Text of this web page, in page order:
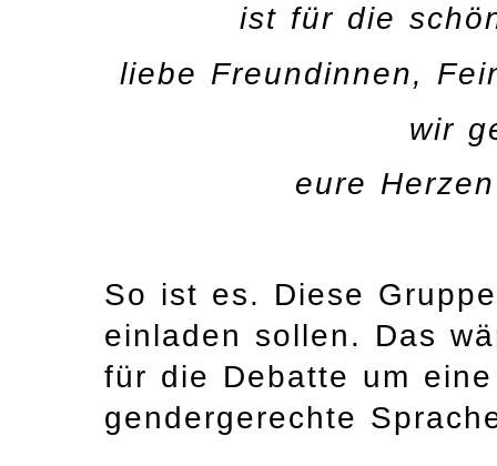
ist für die
liebe Freundinnen,
wir
eure
So ist es. Diese
einladen sollen. Das
für die Debatte um
gendergerechte